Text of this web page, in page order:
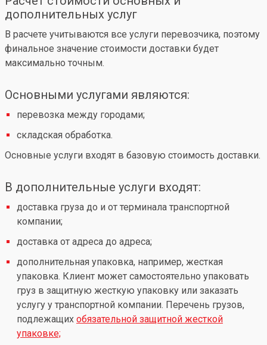
дополнительных услуг
В расчете учитываются все услуги перевозчика, поэтому
финальное значение стоимости доставки будет
максимально точным.
Основными услугами являются:
перевозка между городами;
складская обработка.
Основные услуги входят в базовую стоимость доставки.
В дополнительные услуги входят:
доставка груза до и от терминала транспортной
компании;
доставка от адреса до адреса;
дополнительная упаковка, например, жесткая
упаковка. Клиент может самостоятельно упаковать
груз в защитную жесткую упаковку или заказать
услугу у транспортной компании. Перечень грузов,
подлежащих обязательной защитной жесткой
упаковке;